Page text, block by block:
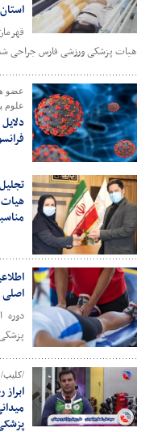
هیات پزشکی ورزشی فارس جراحی
عضو
علوم
/کلیپ/